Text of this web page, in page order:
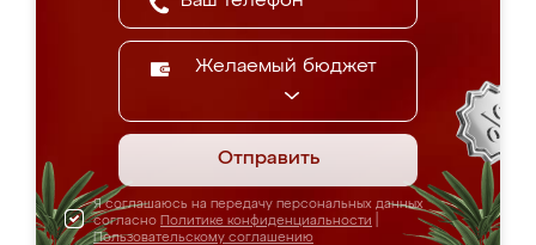
Желаемый бюджет
Отправить
Я соглашаюсь на передачу персональных данных
согласно Политике конфиденциальности
Пользовательскому соглашению